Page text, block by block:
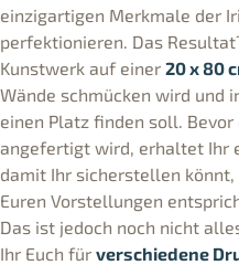
einzigartigen Merkmale der
perfektionieren. Das
Kunstwerk auf einer 20 x 80
Wände schmücken wird und
einen Platz finden soll.
angefertigt wird, erhaltet Ihr
damit Ihr sicherstellen könnt,
Euren Vorstellungen
Das ist jedoch noch nicht
Ihr Euch für verschiedene